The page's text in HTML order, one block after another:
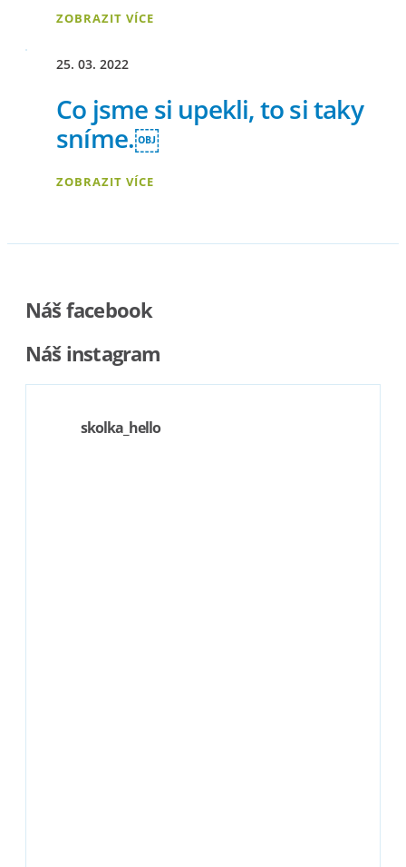
ZOBRAZIT VÍCE
25. 03. 2022
Co jsme si upekli, to si taky
sníme.￼
ZOBRAZIT VÍCE
Náš facebook
Náš instagram
skolka_hello